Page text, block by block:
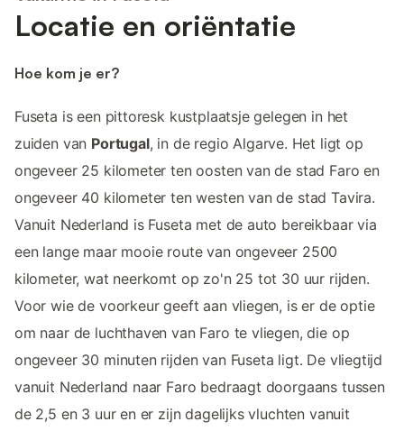
Locatie en oriëntatie
Hoe kom je er?
Fuseta is een pittoresk kustplaatsje gelegen in het
zuiden van Portugal, in de regio Algarve. Het ligt op
ongeveer 25 kilometer ten oosten van de stad Faro en
ongeveer 40 kilometer ten westen van de stad Tavira.
Vanuit Nederland is Fuseta met de auto bereikbaar via
een lange maar mooie route van ongeveer 2500
kilometer, wat neerkomt op zo'n 25 tot 30 uur rijden.
Voor wie de voorkeur geeft aan vliegen, is er de optie
om naar de luchthaven van Faro te vliegen, die op
ongeveer 30 minuten rijden van Fuseta ligt. De vliegtijd
vanuit Nederland naar Faro bedraagt doorgaans tussen
de 2,5 en 3 uur en er zijn dagelijks vluchten vanuit